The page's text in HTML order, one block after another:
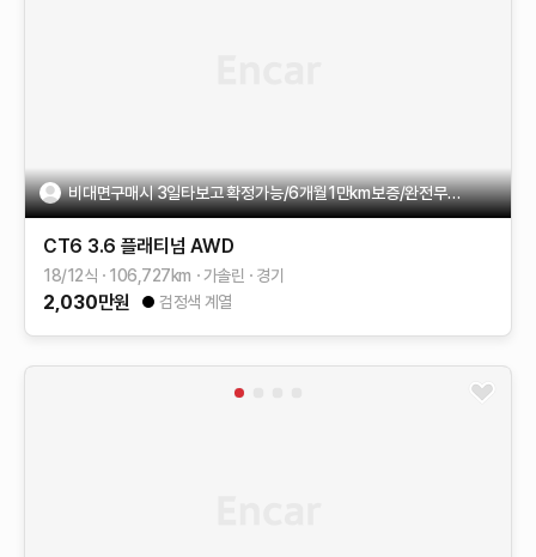
비대면구매시 3일타보고 확정가능/6개월1만km보증/완전무사고
CT6 3.6 플래티넘 AWD
18/12식 106,727km 가솔린 경기
2,030만원 검정색 계열